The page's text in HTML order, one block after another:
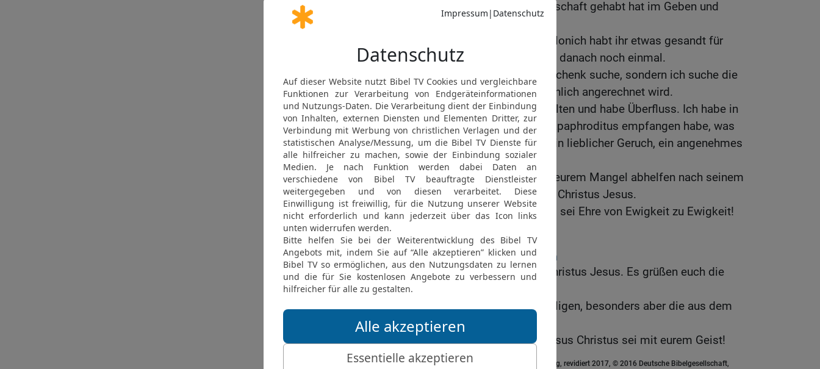
Gemeinde mit mir Gemeinschaft gehabt hat im Geben und
Nehmen als ihr allein.
Denn auch nach Thessalonich habt ihr etwas gesandt für
meinen Bedarf, einmal und danach noch einmal.
Nicht, dass ich das Geschenk suche, sondern ich suche die
Frucht, damit sie euch reichlich angerechnet wird.
18 Ich habe aber alles erhalten und habe Überfluss. Ich habe in
Fülle, nachdem ich durch Epaphroditus empfangen habe, was
von euch gekommen ist: ein lieblicher Geruch, ein angenehmes
Opfer, Gott gefällig.
19 Mein Gott aber wird all eurem Mangel abhelfen nach seinem
Reichtum in Herrlichkeit in Christus Jesus.
20 Gott aber, unserm Vater, sei Ehre von Ewigkeit zu Ewigkeit!
Grüße und Segenswunsch
21 Grüßt alle Heiligen in Christus Jesus. Es grüßen euch die
Es grüßen euch alle Heiligen, besonders aber die aus dem
Haus des Kaisers.
Die Gnade des Herrn Jesus Christus sei mit eurem Geist!
Die Bibel nach Martin Luthers Übersetzung, revidiert 2017, © 2016 Deutsche Bibelgesellschaft,